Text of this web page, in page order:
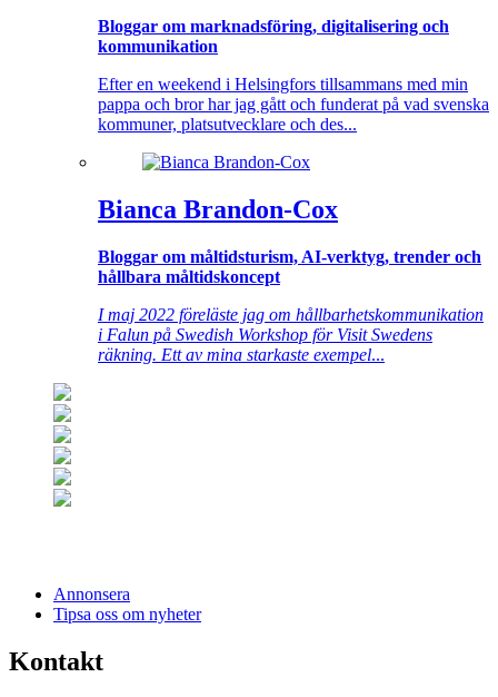
Bloggar om marknadsföring, digitalisering och
kommunikation
Efter en weekend i Helsingfors tillsammans med min
pappa och bror har jag gått och funderat på vad svenska
kommuner, platsutvecklare och des...
Bianca Brandon-Cox
Bloggar om måltidsturism, AI-verktyg, trender och
hållbara måltidskoncept
I maj 2022 föreläste jag om hållbarhetskommunikation
i Falun på Swedish Workshop för Visit Swedens
räkning. Ett av mina starkaste exempel...
Annonsera
Tipsa oss om nyheter
Kontakt